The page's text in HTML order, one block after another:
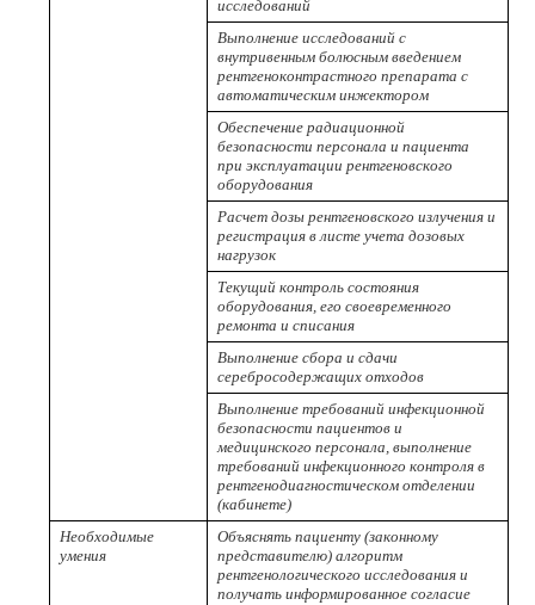
исследований
Выполнение исследований с
внутривенным болюсным введением
рентгеноконтрастного препарата с
автоматическим инжектором
Обеспечение радиационной
безопасности персонала и пациента
при эксплуатации рентгеновского
оборудования
Расчет дозы рентгеновского излучения и
регистрация в листе учета дозовых
нагрузок
Текущий контроль состояния
оборудования, его своевременного
ремонта и списания
Выполнение сбора и сдачи
серебросодержащих отходов
Выполнение требований инфекционной
безопасности пациентов и
медицинского персонала, выполнение
требований инфекционного контроля в
рентгенодиагностическом отделении
(кабинете)
Необходимые
умения
Объяснять пациенту (законному
представителю) алгоритм
рентгенологического исследования и
получать информированное согласие